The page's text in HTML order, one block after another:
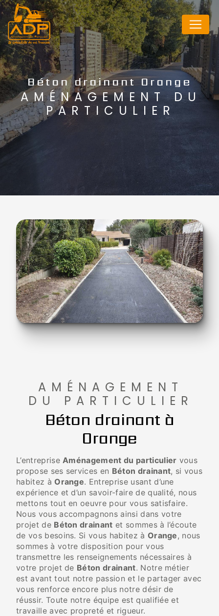
Béton drainant Orange
AMÉNAGEMENT DU
PARTICULIER
AMÉNAGEMENT
DU PARTICULIER
Béton drainant à
Orange
L’entreprise Aménagement du particulier vous
propose ses services en Béton drainant, si vous
habitez à Orange. Entreprise usant d’une
expérience et d’un savoir-faire de qualité, nous
mettons tout en oeuvre pour vous satisfaire.
Nous vous accompagnons ainsi dans votre
projet de Béton drainant et sommes à l’écoute
de vos besoins. Si vous habitez à Orange, nous
sommes à votre disposition pour vous
transmettre les renseignements nécessaires à
votre projet de Béton drainant. Notre métier
est avant tout notre passion et le partager avec
vous renforce encore plus notre désir de
réussir. Toute notre équipe est qualifiée et
travaille avec propreté et rigueur.
Panneau de gestion des cookies